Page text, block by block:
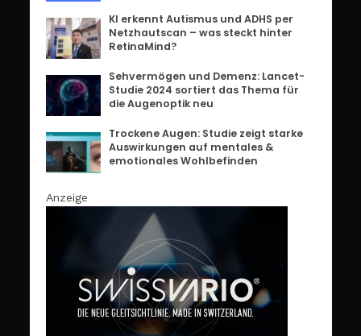
KI erkennt Autismus und ADHS per
Netzhautscan – was steckt hinter
RetinaMind?
Sehvermögen und Demenz: Lancet-
Studie 2024 sortiert das Thema für
die Augenoptik neu
Trockene Augen: Studie zeigt starke
Auswirkungen auf mentales &
emotionales Wohlbefinden
Anzeige